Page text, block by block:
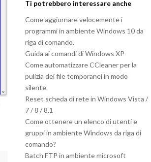
Ti potrebbero interessare anche
Come aggiornare velocemente i
programmi in ambiente Windows 10 da
riga di comando.
Guida ai comandi di Windows XP
Come automatizzare CCleaner per la
pulizia dei file temporanei in modo
silente.
Reset scheda di rete in Windows Vista /
7 / 8 / 8.1
Come ottenere un elenco di utenti e
gruppi in ambiente Windows da riga di
comando?
Batch FTP in ambiente microsoft